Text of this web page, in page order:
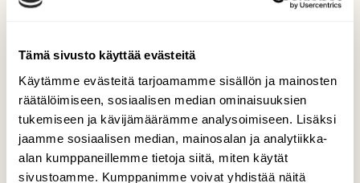
Tämä sivusto käyttää evästeitä
Käytämme evästeitä tarjoamamme sisällön ja mainosten
räätälöimiseen, sosiaalisen median ominaisuuksien
tukemiseen ja kävijämäärämme analysoimiseen. Lisäksi
jaamme sosiaalisen median, mainosalan ja analytiikka-
alan kumppaneillemme tietoja siitä, miten käytät
sivustoamme. Kumppanimme voivat yhdistää näitä
Harakankello
Kellokukkia on nyt polkujen varsilla, teiden